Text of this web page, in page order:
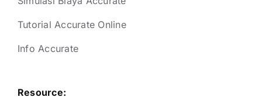
Tutorial Accurate Online
Info Accurate
Resource: